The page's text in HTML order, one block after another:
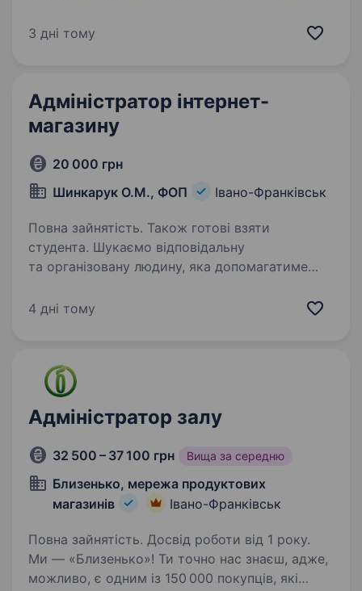
у нашу команду адміністратора
3 дні тому
Адміністратор інтернет-
магазину
20 000 грн
Шинкарук О.М., ФОП
Івано-Франківськ
Повна зайнятість. Також готові взяти
студента. Шукаємо відповідальну
та організовану людину, яка допомагатиме
та контролювати замовлення від моменту їх
4 дні тому
Адміністратор залу
32 500 – 37 100 грн Вища за середню
Близенько, мережа продуктових
магазинів
Івано-Франківськ
Повна зайнятість. Досвід роботи від 1 року.
Ми — «Близенько»! Ти точно нас знаєш, адже,
можливо, є одним із 150 000 покупців, які